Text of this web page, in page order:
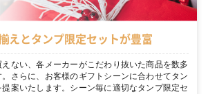
えとタンプ限定セットが豊富
ない、各メーカーがこだわり抜いた商品を数多
。さらに、お客様のギフトシーンに合わせてタン
案いたします。シーン毎に適切なタンプ限定セ